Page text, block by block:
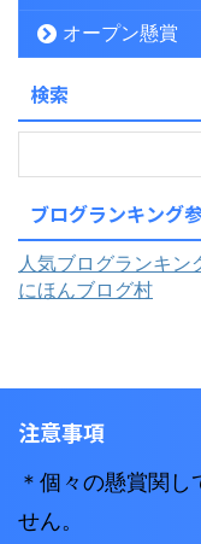
オープン懸賞
検索
ブログランキング
人気ブログランキン
にほんブログ村
注意事項
＊個々の懸賞関
せん。